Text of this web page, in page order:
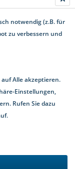
- 4,5x20
notwendig (z.B. für
zu verbessern und
auf Alle akzeptieren.
Einstellungen,
Rufen Sie dazu